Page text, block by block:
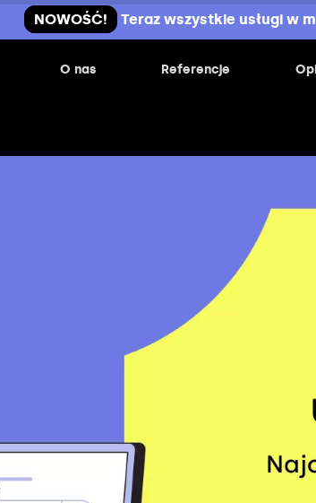
NOWOŚĆ! Teraz wszystkie usługi w
O nas Referencje